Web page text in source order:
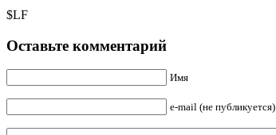
$LF
Оставьте комментарий
Имя
e-mail (не публикуется)